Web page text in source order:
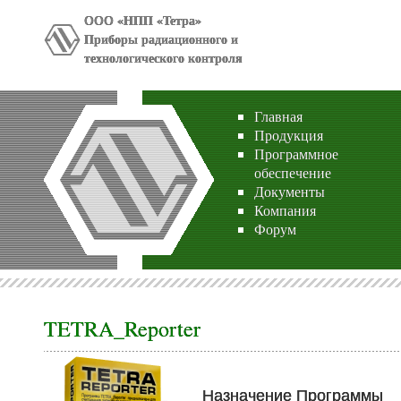
ООО «НПП «Тетра»
Приборы радиационного и
технологического контроля
Главная
Продукция
Программное
обеспечение
Документы
Компания
Форум
TETRA_Reporter
Назначение Программы